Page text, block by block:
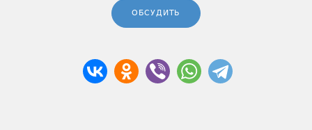
ОБСУДИТЬ